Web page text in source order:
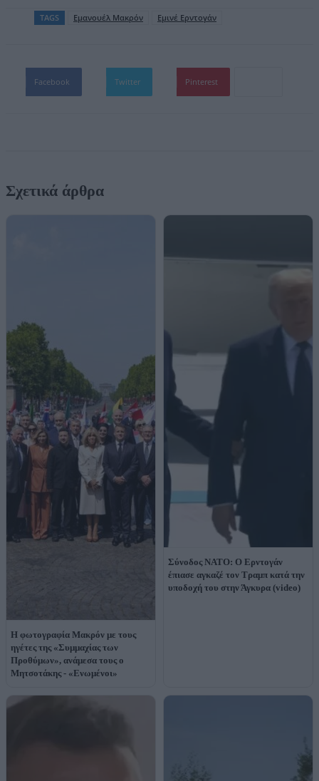
TAGS Εμανουέλ Μακρόν Εμινέ Ερντογάν
Facebook Twitter Pinterest
Σχετικά άρθρα
Η φωτογραφία Μακρόν με τους
ηγέτες της «Συμμαχίας των
Προθύμων», ανάμεσα τους ο
Μητσοτάκης - «Ενωμένοι»
Σύνοδος ΝΑΤΟ: Ο Ερντογάν
έπιασε αγκαζέ τον Τραμπ κατά την
υποδοχή του στην Άγκυρα (video)